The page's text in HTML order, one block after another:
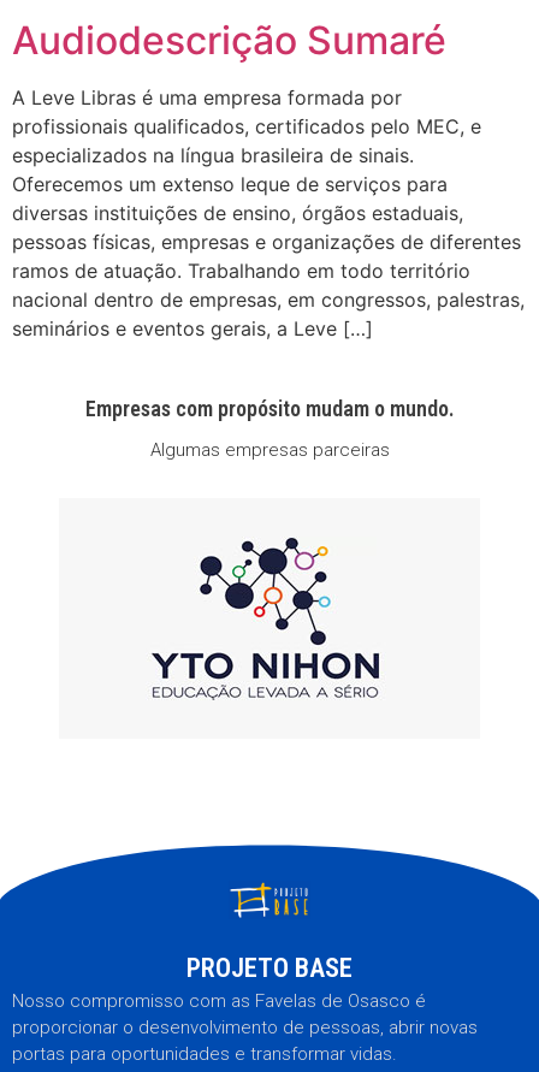
Audiodescrição Sumaré
A Leve Libras é uma empresa formada por
profissionais qualificados, certificados pelo MEC, e
especializados na língua brasileira de sinais.
Oferecemos um extenso leque de serviços para
diversas instituições de ensino, órgãos estaduais,
pessoas físicas, empresas e organizações de diferentes
ramos de atuação. Trabalhando em todo território
nacional dentro de empresas, em congressos, palestras,
seminários e eventos gerais, a Leve […]
Empresas com propósito mudam o mundo.
Algumas empresas parceiras
PROJETO BASE
Nosso compromisso com as Favelas de Osasco é
proporcionar o desenvolvimento de pessoas, abrir novas
portas para oportunidades e transformar vidas.